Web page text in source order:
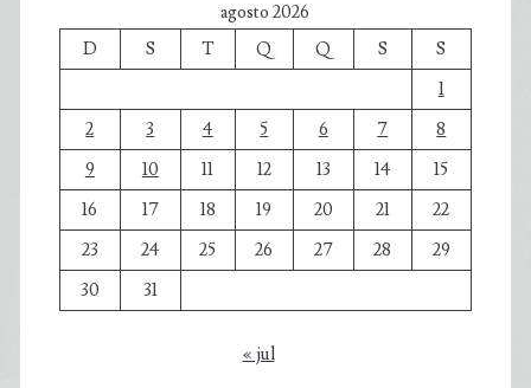
agosto 2026
D
S T Q Q S
S
1
2
3 4 5 6 7
8
9
10 11 12 13 14
15
16
17 18 19 20 21
22
23
24 25 26 27 28
29
30
31
« jul